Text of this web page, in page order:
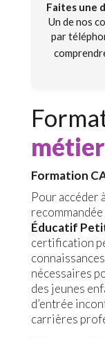
Faites une
Un de nos
par
métier
Formation
Pour accéder
Éducatif
certification
nécessaires
des jeunes
d’entrée
carrières